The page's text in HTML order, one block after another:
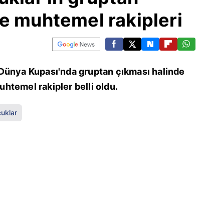
muhtemel rakipleri
Kupası'nda gruptan çıkması halinde
rakipler belli oldu.